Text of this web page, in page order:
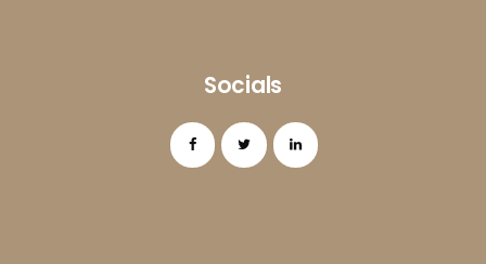
Socials